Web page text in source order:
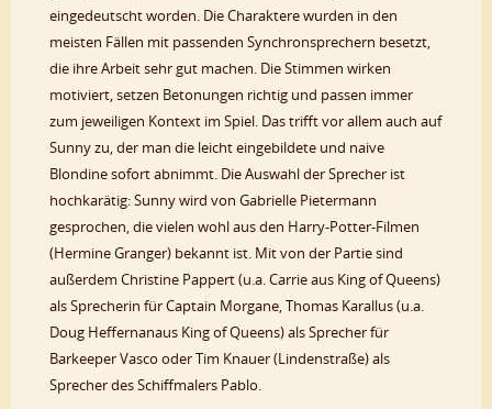
eingedeutscht worden. Die Charaktere wurden in den
meisten Fällen mit passenden Synchronsprechern besetzt,
die ihre Arbeit sehr gut machen. Die Stimmen wirken
motiviert, setzen Betonungen richtig und passen immer
zum jeweiligen Kontext im Spiel. Das trifft vor allem auch auf
Sunny zu, der man die leicht eingebildete und naive
Blondine sofort abnimmt. Die Auswahl der Sprecher ist
hochkarätig: Sunny wird von Gabrielle Pietermann
gesprochen, die vielen wohl aus den Harry-Potter-Filmen
(Hermine Granger) bekannt ist. Mit von der Partie sind
außerdem Christine Pappert (u.a. Carrie aus King of Queens)
als Sprecherin für Captain Morgane, Thomas Karallus (u.a.
Doug Heffernanaus King of Queens) als Sprecher für
Barkeeper Vasco oder Tim Knauer (Lindenstraße) als
Sprecher des Schiffmalers Pablo.